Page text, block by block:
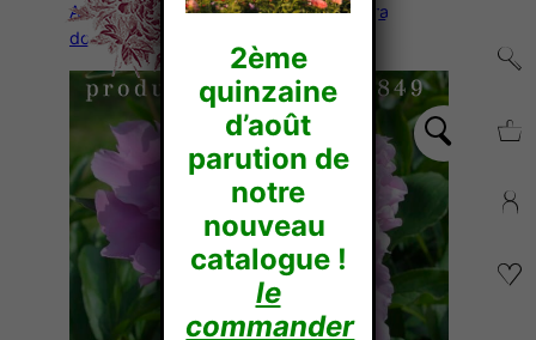
Accueil/Pivoines Herbacées/Lactiflora
doubles/ M. Jules ELIE
2ème
quinzaine
d’août
parution de
notre
nouveau
catalogue !
le
commander